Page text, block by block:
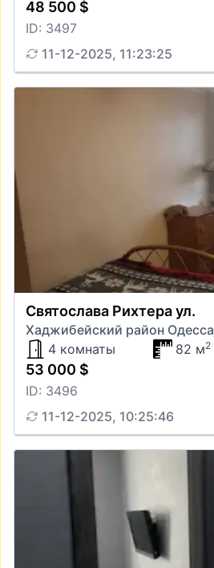
48 500 $
ID: 3497
11-12-2025, 11:23:25
Святослава Рихтера ул.
Хаджибейский район Одесса
4 комнаты
82 м2
53 000 $
ID: 3496
11-12-2025, 10:25:46